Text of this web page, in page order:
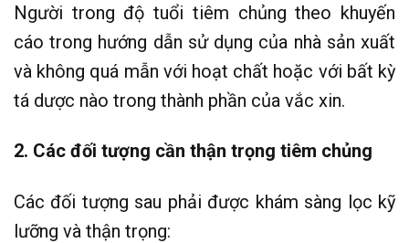
Người trong độ tuổi tiêm chủng theo khuyến
cáo trong hướng dẫn sử dụng của nhà sản xuất
và không quá mẫn với hoạt chất hoặc với bất kỳ
tá dược nào trong thành phần của vắc xin.
2. Các đối tượng cần thận trọng tiêm chủng
Các đối tượng sau phải được khám sàng lọc kỹ
lưỡng và thận trọng: